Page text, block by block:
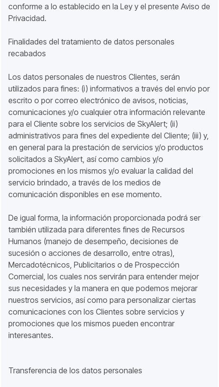
conforme a lo establecido en la Ley y el presente Aviso de
Privacidad.
Finalidades del tratamiento de datos personales
recabados
Los datos personales de nuestros Clientes, serán
utilizados para fines: (i) informativos a través del envío por
escrito o por correo electrónico de avisos, noticias,
comunicaciones y/o cualquier otra información relevante
para el Cliente sobre los servicios de SkyAlert; (ii)
administrativos para fines del expediente del Cliente; (iii) y,
en general para la prestación de servicios y/o productos
solicitados a SkyAlert, así como cambios y/o
promociones en los mismos y/o evaluar la calidad del
servicio brindado, a través de los medios de
comunicación disponibles en ese momento.
De igual forma, la información proporcionada podrá ser
también utilizada para diferentes fines de Recursos
Humanos (manejo de desempeño, decisiones de
sucesión o acciones de desarrollo, entre otras),
Mercadotécnicos, Publicitarios o de Prospección
Comercial, los cuales nos servirán para entender mejor
sus necesidades y la manera en que podemos mejorar
nuestros servicios, así como para personalizar ciertas
comunicaciones con los Clientes sobre servicios y
promociones que los mismos pueden encontrar
interesantes.
Transferencia de los datos personales